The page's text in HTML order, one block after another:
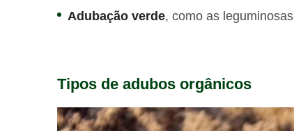
Adubação verde, como as leguminosas
Tipos de adubos orgânicos